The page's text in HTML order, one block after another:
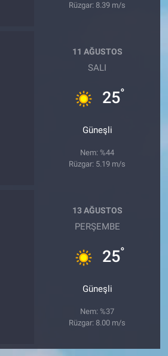
Rüzgar: 8.39 m/s
11 AĞUSTOS
SALI
25°
Güneşli
Nem: %44
Rüzgar: 5.19 m/s
13 AĞUSTOS
PERŞEMBE
25°
Güneşli
Nem: %37
Rüzgar: 8.00 m/s